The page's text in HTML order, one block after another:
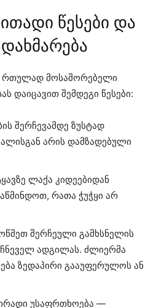
წესები და
რთულად მოსაშორებელი
დაიცავით შემდეგი წესები:
შერჩევამდე ზუსტად
არის დამზადებული
ლაქა კიდეებიდან
რათა ჭუჭყი არ
შერჩეული გამხსნელის
ადგილას. ძლიერმა
ზედაპირი გააუფერულოს ან
უსაფრთხოება —